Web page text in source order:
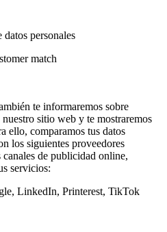
personales
match
te informaremos sobre
sitio web y te mostraremos
ello, comparamos tus datos
los siguientes proveedores
de publicidad online,
servicios:
LinkedIn, Printerest, TikTok